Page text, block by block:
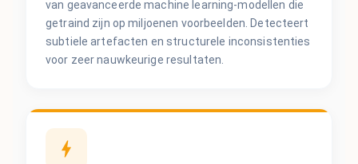
van geavanceerde machine learning-modellen die
getraind zijn op miljoenen voorbeelden. Detecteert
subtiele artefacten en structurele inconsistenties
voor zeer nauwkeurige resultaten.